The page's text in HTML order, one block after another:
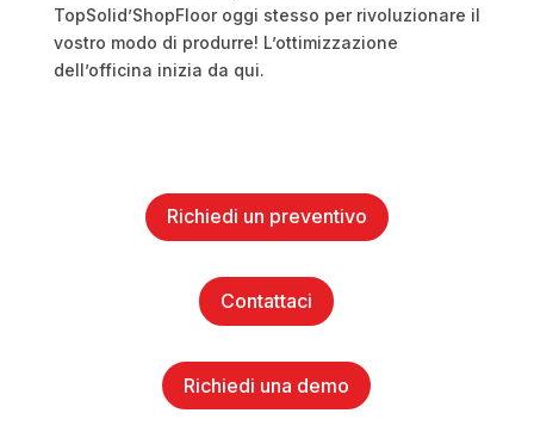
TopSolid’ShopFloor oggi stesso per rivoluzionare il
vostro modo di produrre! L’ottimizzazione
dell’officina inizia da qui.
Richiedi un preventivo
Contattaci
Richiedi una demo